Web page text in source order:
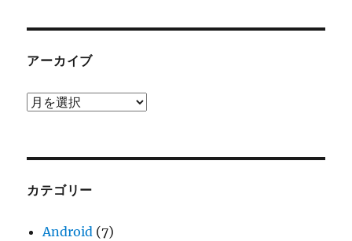
アーカイブ
ア
ブ
カテゴリー
Android (7)